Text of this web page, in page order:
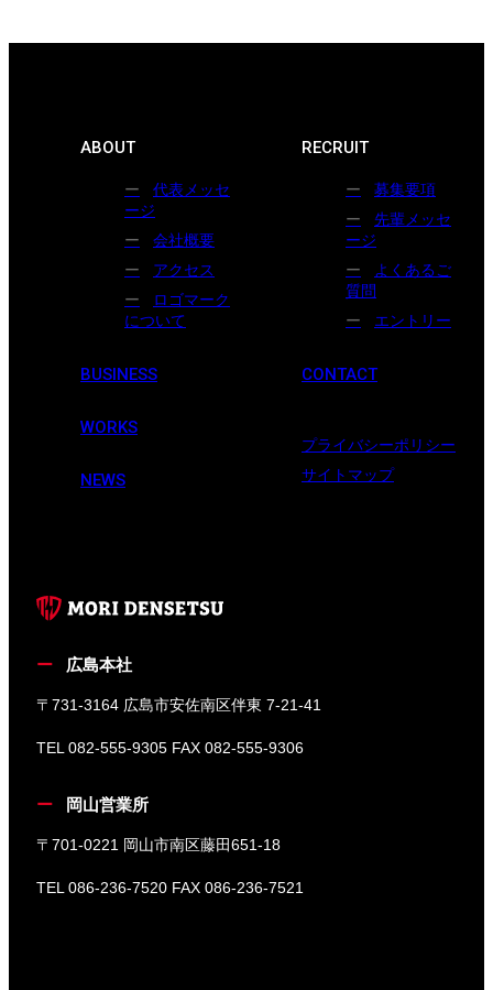
ABOUT
代表メッセ
ージ
会社概要
アクセス
ロゴマーク
について
BUSINESS
WORKS
NEWS
RECRUIT
募集要項
先輩メッセ
ージ
よくあるご
質問
エントリー
CONTACT
プライバシーポリシー
サイトマップ
広島本社
〒731-3164 広島市安佐南区伴東 7-21-41
TEL 082-555-9305 FAX 082-555-9306
岡山営業所
〒701-0221 岡山市南区藤田651-18
TEL 086-236-7520 FAX 086-236-7521